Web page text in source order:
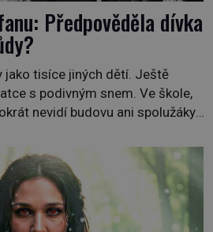
Předpověděla dívka
jako tisíce jiných dětí. Ještě
s podivným snem. Ve škole,
nevidí budovu ani spolužáky.
devítiletá Zahlédla vlastní
se velšská vesnice Aberfan […]